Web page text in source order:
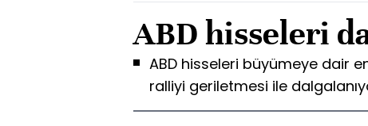
ABD hisseleri
ABD hisseleri büyümeye dair
ralliyi geriletmesi ile